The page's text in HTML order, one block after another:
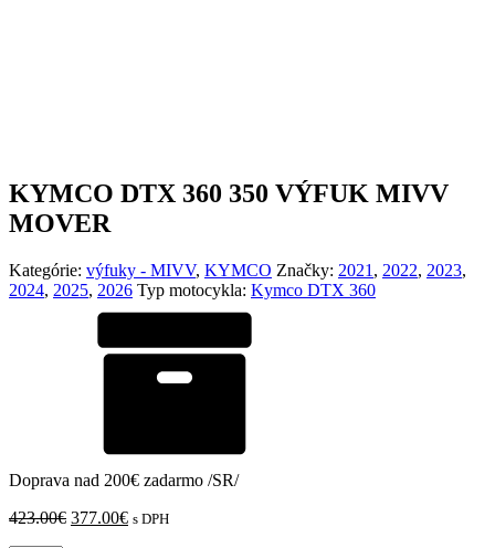
KYMCO DTX 360 350 VÝFUK MIVV
MOVER
Kategórie: výfuky - MIVV, KYMCO Značky: 2021 , 2022, 2023,
2024, 2025, 2026 Typ motocykla: Kymco DTX 360
Doprava nad 200€ zadarmo /SR/
423.00€ Pôvodná
377.00€Aktuálna
s DPH